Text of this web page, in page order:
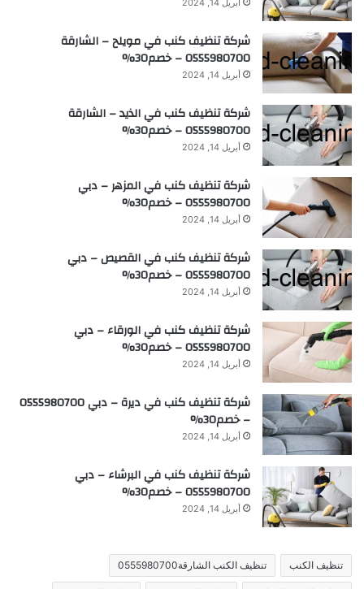
شركة تنظيف كنب في مويلح – الشارقة
0555980700 – خصم30%
أبريل 14, 2024
شركة تنظيف كنب في الذيد – الشارقة
0555980700 – خصم30%
أبريل 14, 2024
شركة تنظيف كنب في المزهر – دبي
0555980700 – خصم30%
أبريل 14, 2024
شركة تنظيف كنب في القصيص – دبي
0555980700 – خصم30%
أبريل 14, 2024
شركة تنظيف كنب في الورقاء – دبي
0555980700 – خصم30%
أبريل 14, 2024
شركة تنظيف كنب في ديرة – دبي 0555980700
– خصم30%
أبريل 14, 2024
شركة تنظيف كنب في البرشاء – دبي
0555980700 – خصم30%
أبريل 14, 2024
تنظيف الكنب تنظيف الكنب الشارقة0555980700